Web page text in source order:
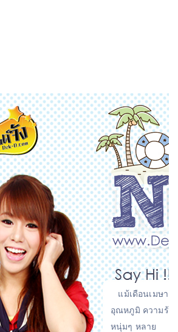
แม้เดือนเมษาย
อุณหภูมิ ความร้อ
หนุ่มๆ หลาย